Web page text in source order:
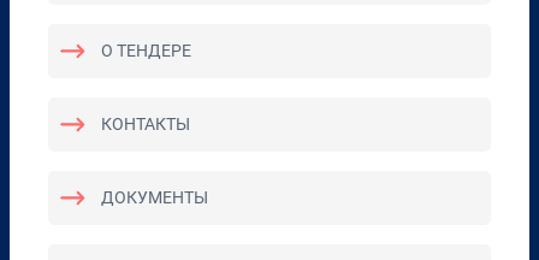
О ТЕНДЕРЕ
КОНТАКТЫ
ДОКУМЕНТЫ